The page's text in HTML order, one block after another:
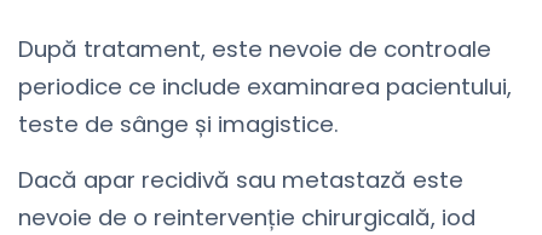
După tratament, este nevoie de controale
periodice ce include examinarea pacientului,
teste de sânge și imagistice.
Dacă apar recidivă sau metastază este
nevoie de o reintervenție chirurgicală, iod